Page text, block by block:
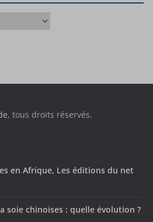
, tous droits réservés.
en Afrique, Les éditions du net
soie chinoises : quelle évolution ?